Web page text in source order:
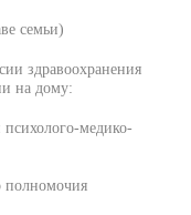
семьи)
здравоохранения
на дому:
медико-